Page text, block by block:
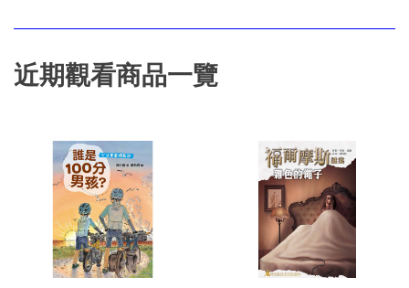
近期觀看商品一覽